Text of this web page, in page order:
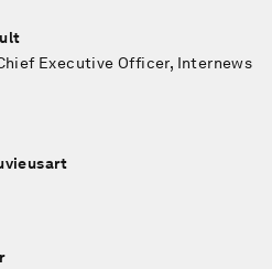
Executive Officer, Internews